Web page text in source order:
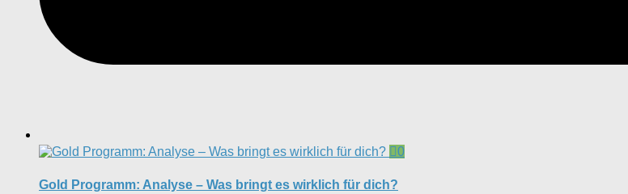
0
Gold Programm: Analyse – Was bringt es wirklich für dich?